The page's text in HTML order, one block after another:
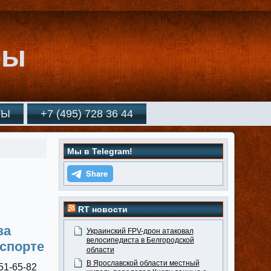
+7 (495) 728 36 44
65-82
Мы в Telegram!
RT новости
Украинский FPV-дрон атаковал
велосипедиста в Белгородской
области
В Ярославской области местный